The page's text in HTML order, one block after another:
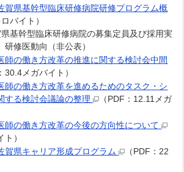
賀県基幹型臨床研修病院研修プログラム概
バイト）
基幹型臨床研修病院の募集定員及び採用実
修医動向（非公表）
師の働き方改革の推進に関する検討会中間
30.4メガバイト）
師の働き方改革を進めるためのタスク・シ
する検討会議論の整理
（PDF：12.11メガ
師の働き方改革の今後の方向性について
ト）
賀県キャリア形成プログラム
（PDF：22